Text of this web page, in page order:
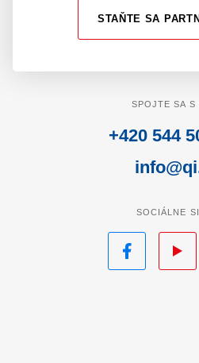
STAŇTE SA
SPOJTE SA S
+420 544
SOCIÁLNE